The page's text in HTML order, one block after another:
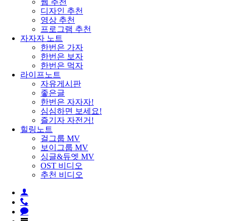
웹 추천
디자인 추천
영상 추천
프로그램 추천
자자자 노트
한번은 가자
한번은 보자
한번은 먹자
라이프노트
자유게시판
좋은글
한번은 자자자!
심심하면 보세요!
즐기자 자전거!
힐링노트
걸그룹 MV
보이그룹 MV
싱글&듀엣 MV
OST 비디오
추천 비디오